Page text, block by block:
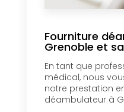
Fourniture
Grenoble et
En tant que
médical, nous
notre prestation
déambulateur à